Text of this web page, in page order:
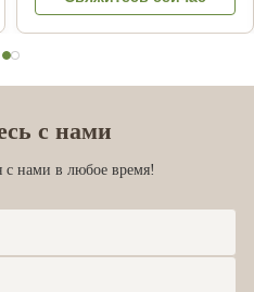
с нами
с нами в любое время!